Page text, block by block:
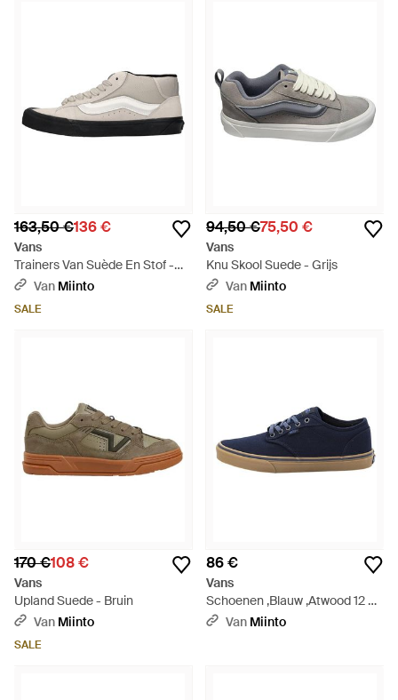
163,50 €136 €
Vans
Trainers Van Suède En Stof -
GrijsVan Miinto
SALE
94,50 €75,50 €
Vans
Knu Skool Suede - Grijs
Van Miinto
SALE
170 €108 €
Vans
Upland Suede - Bruin
Van Miinto
SALE
86 €
Vans
Schoenen ,Blauw ,Atwood 12 Oz
Canvas - Blauw
Van Miinto